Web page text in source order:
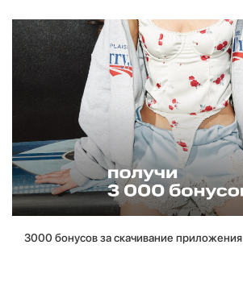
3000 бонусов за скачивание приложения